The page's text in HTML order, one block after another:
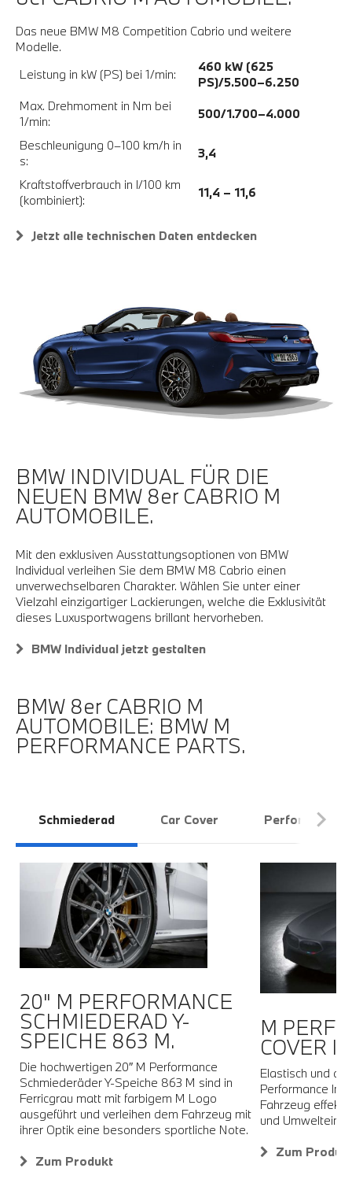
Das neue BMW M8 Competition Cabrio und weitere
Modelle.
Leistung in kW (PS) bei 1/min:
460 kW (625
PS)/5.500–6.250
Max. Drehmoment in Nm bei
1/min:
500/1.700–4.000
Beschleunigung 0–100 km/h in
s:
3,4
Kraftstoffverbrauch in l/100 km
(kombiniert):
11,4 – 11,6
Jetzt alle technischen Daten entdecken
BMW INDIVIDUAL FÜR DIE
NEUEN BMW 8er CABRIO M
AUTOMOBILE.
Mit den exklusiven Ausstattungsoptionen von BMW
Individual verleihen Sie dem BMW M8 Cabrio einen
unverwechselbaren Charakter. Wählen Sie unter einer
Vielzahl einzigartiger Lackierungen, welche die Exklusivität
dieses Luxusportwagens brillant hervorheben.
BMW Individual jetzt gestalten
BMW 8er CABRIO M
AUTOMOBILE: BMW M
PERFORMANCE PARTS.
Schmiederad Car Cover Performance
20" M PERFORMANCE
SCHMIEDERAD Y-
SPEICHE 863 M.
Die hochwertigen 20″ M Performance
Schmiederäder Y-Speiche 863 M sind in
Ferricgrau matt mit farbigem M Logo
ausgeführt und verleihen dem Fahrzeug mit
ihrer Optik eine besonders sportliche Note.
Zum Produkt
M
COVER
Elastisch und
Performance
Fahrzeug
und
Zum